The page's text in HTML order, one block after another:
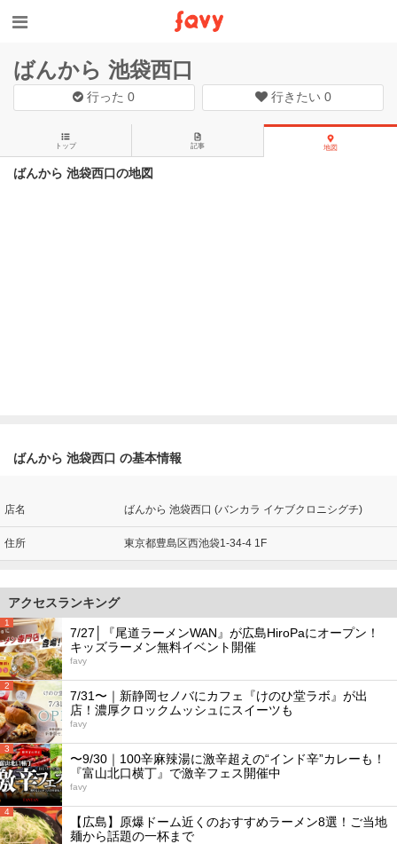
ばんから 池袋西口
行った0 行きたい 0
トップ 記事 地図
ばんから 池袋西口の地図
ばんから 池袋西口 の基本情報
店名 ばんから 池袋西口 (バンカラ イケブクロニシグチ)
住所 東京都豊島区西池袋1-34-4 1F
アクセスランキング
1
7/27│『尾道ラーメンWAN』が広島HiroPaにオープン！
キッズラーメン無料イベント開催
favy
2
7/31〜｜新静岡セノバにカフェ『けのひ堂ラボ』が出
店！濃厚クロックムッシュにスイーツも
favy
3
〜9/30｜100辛麻辣湯に激辛超えの“インド辛”カレーも！
『富山北口横丁』で激辛フェス開催中
favy
4
【広島】原爆ドーム近くのおすすめラーメン8選！ご当地
麺から話題の一杯まで